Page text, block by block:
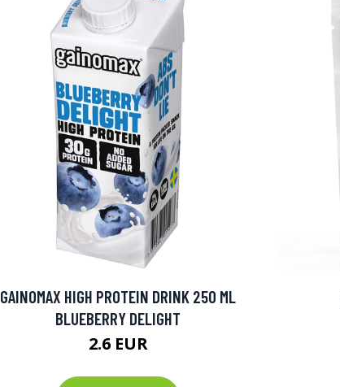
GAINOMAX HIGH PROTEIN DRINK 250 ML
BLUEBERRY DELIGHT
2.6 EUR